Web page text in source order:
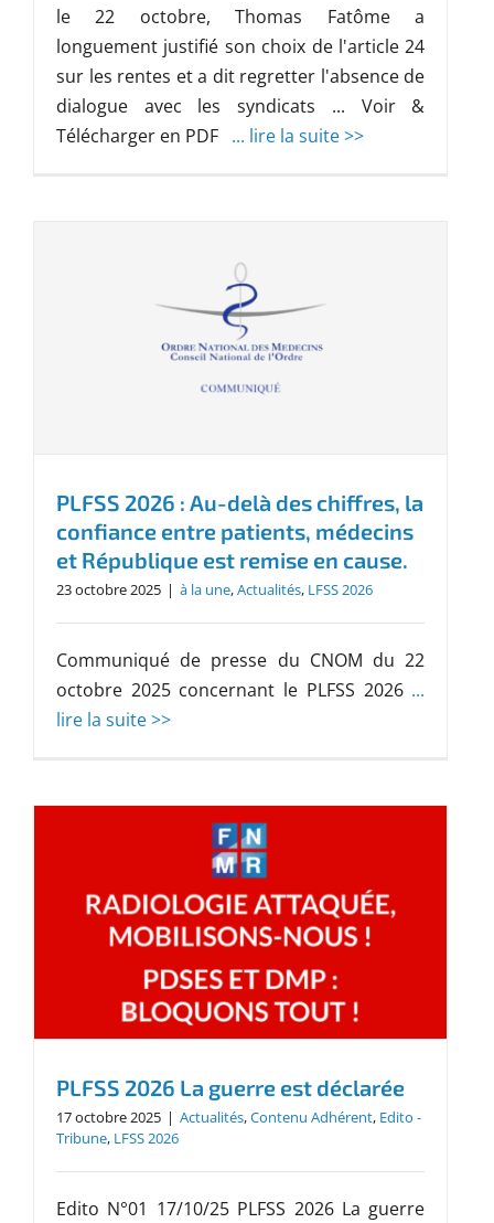
le 22 octobre, Thomas Fatôme a
longuement justifié son choix de l'article 24
sur les rentes et a dit regretter l'absence de
dialogue avec les syndicats ... Voir &
Télécharger en PDF ... lire la suite >>
PLFSS 2026 : Au-delà des chiffres, la
confiance entre patients, médecins
et République est remise en cause.
23 octobre 2025 | à la une,Actualités, LFSS 2026
Communiqué de presse du CNOM du 22
octobre 2025 concernant le PLFSS 2026...
lire la suite >>
PLFSS 2026 La guerre est déclarée
17 octobre 2025 | Actualités,Contenu Adhérent, Edito -
Tribune, LFSS 2026
Edito N°01 17/10/25 PLFSS 2026 La guerre